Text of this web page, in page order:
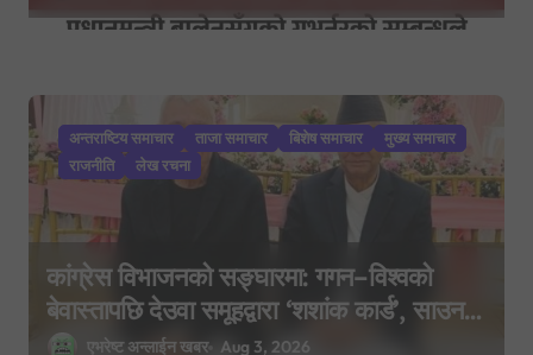
अन्तराष्टिय समाचार ताजा समाचार बिशेष समाचार
मुख्य समाचार
राजनीति
लेख रचना
कांग्रेस विभाजनको सङ्घारमा: गगन–विश्वको
बेवास्तापछि देउवा समूहद्वारा ‘शशांक कार्ड’, साउन
२९ मा नयाँ राजनीतिक यात्राको घोषणा तयारी!
एभरेष्ट अन्लाईन खबर Aug 3, 2026